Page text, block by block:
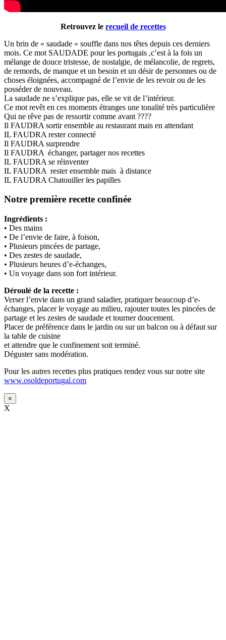
Retrouvez le recueil de recettes
Un brin de « saudade » souffle dans nos têtes depuis ces derniers
mois. Ce mot SAUDADE pour les portugais ,c’est à la fois un
mélange de douce tristesse, de nostalgie, de mélancolie, de regrets,
de remords, de manque et un besoin et un désir de personnes ou de
choses éloignées, accompagné de l’envie de les revoir ou de les
posséder de nouveau.
La saudade ne s’explique pas, elle se vit de l’intérieur.
Ce mot revêt en ces moments étranges une tonalité très particulière
Qui ne rêve pas de ressortir comme avant ????
Il FAUDRA sortir ensemble au restaurant mais en attendant
IL FAUDRA rester connecté
Il FAUDRA surprendre
Il FAUDRA échanger, partager nos recettes
IL FAUDRA se réinventer
IL FAUDRA rester ensemble mais à distance
IL FAUDRA Chatouiller les papilles
Notre première recette confinée
Ingrédients :
• Des mains
• De l’envie de faire, à foison,
• Plusieurs pincées de partage,
• Des zestes de saudade,
• Plusieurs heures d’e-échanges,
• Un voyage dans son fort intérieur.
Déroulé de la recette :
Verser l’envie dans un grand saladier, pratiquer beaucoup d’e-
échanges, placer le voyage au milieu, rajouter toutes les pincées de
partage et les zestes de saudade et tourner doucement.
Placer de préférence dans le jardin ou sur un balcon ou à défaut sur
la table de cuisine
et attendre que le confinement soit terminé.
Déguster sans modération.
Pour les autres recettes plus pratiques rendez vous sur notre site
www.osoldeportugal.com
×
X